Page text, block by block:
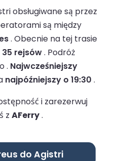
obsługiwane są przez
są między
. Obecnie na tej trasie
35 rejsów. Podróż
. Najwcześniejszy
najpóźniejszy o 19:30 .
i zarezerwuj
z AFerry.
do Agistri